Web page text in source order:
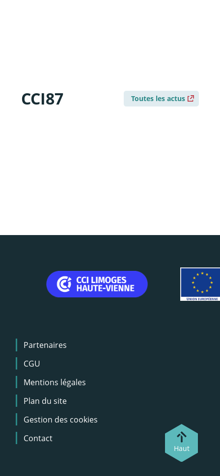
CCI87 Toutes les actus
Menu
Pied
de
page
Partenaires
CGU
Mentions légales
Plan du site
Gestion des cookies
Contact
Haut